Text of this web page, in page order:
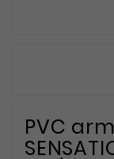
PVC